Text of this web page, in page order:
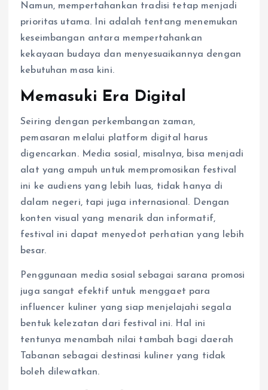
Namun, mempertahankan tradisi tetap menjadi
prioritas utama. Ini adalah tentang menemukan
keseimbangan antara mempertahankan
kekayaan budaya dan menyesuaikannya dengan
kebutuhan masa kini.
Memasuki Era Digital
Seiring dengan perkembangan zaman,
pemasaran melalui platform digital harus
digencarkan. Media sosial, misalnya, bisa menjadi
alat yang ampuh untuk mempromosikan festival
ini ke audiens yang lebih luas, tidak hanya di
dalam negeri, tapi juga internasional. Dengan
konten visual yang menarik dan informatif,
festival ini dapat menyedot perhatian yang lebih
besar.
Penggunaan media sosial sebagai sarana promosi
juga sangat efektif untuk menggaet para
influencer kuliner yang siap menjelajahi segala
bentuk kelezatan dari festival ini. Hal ini
tentunya menambah nilai tambah bagi daerah
Tabanan sebagai destinasi kuliner yang tidak
boleh dilewatkan.